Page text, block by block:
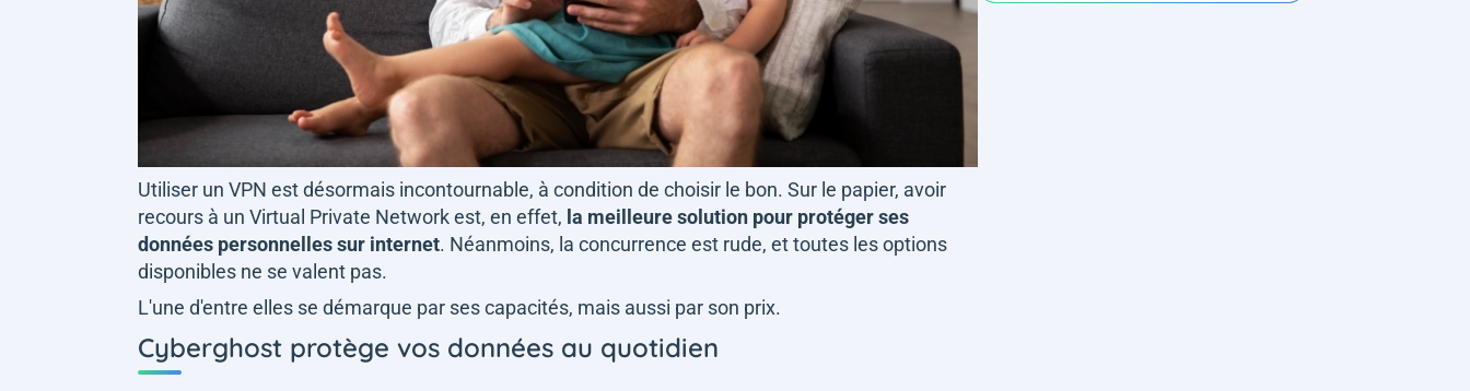
Utiliser un VPN est désormais incontournable, à condition de choisir le bon. Sur le papier, avoir
recours à un Virtual Private Networkest, en effet, la meilleure solution pour protéger ses
données personnelles sur internet. Néanmoins, la concurrence est rude, et toutes les options
disponibles ne se valent pas.
L'une d'entre elles se démarque par ses capacités, mais aussi par son prix.
Cyberghost protège vos données au quotidien